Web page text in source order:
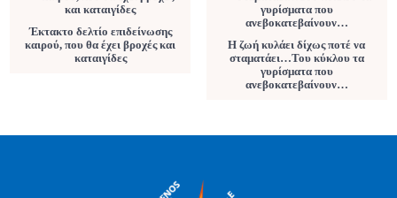
Έκτακτο δελτίο επιδείνωσης
καιρού, που θα έχει βροχές και
καταιγίδες
Η ζωή κυλάει δίχως ποτέ να
σταματάει…Του κύκλου τα
γυρίσματα που
ανεβοκατεβαίνουν…